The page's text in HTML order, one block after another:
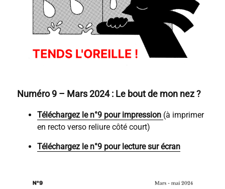
Numéro 9 – Mars 2024 : Le bout de mon nez ?
Téléchargez le n°9 pour impression (à imprimer
en recto verso reliure côté court)
Téléchargez le n°9 pour lecture sur écran